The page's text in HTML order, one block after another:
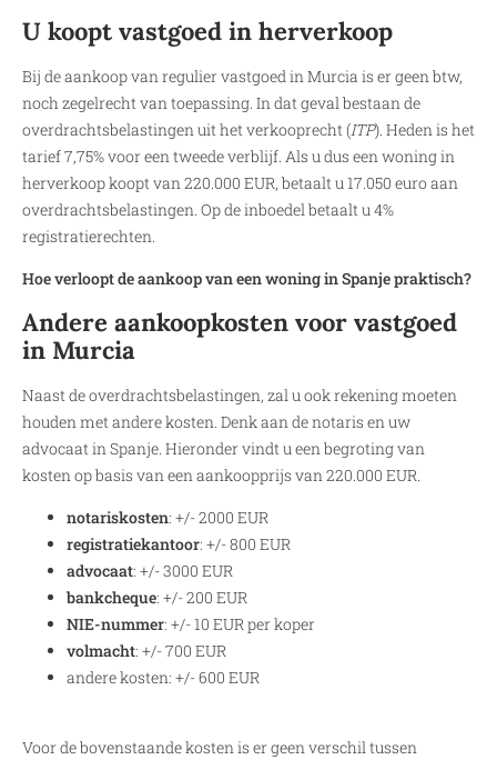
U koopt vastgoed in herverkoop
Bij de aankoop van regulier vastgoed in Murcia is er geen btw,
noch zegelrecht van toepassing. In dat geval bestaan de
overdrachtsbelastingen uit het verkooprecht (ITP). Heden is het
tarief 7,75% voor een tweede verblijf. Als u dus een woning in
herverkoop koopt van 220.000 EUR, betaalt u 17.050 euro aan
overdrachtsbelastingen. Op de inboedel betaalt u 4%
registratierechten.
Hoe verloopt de aankoop van een woning in Spanje praktisch?
Andere aankoopkosten voor vastgoed
in Murcia
Naast de overdrachtsbelastingen, zal u ook rekening moeten
houden met andere kosten. Denk aan de notaris en uw
advocaat in Spanje. Hieronder vindt u een begroting van
kosten op basis van een aankoopprijs van 220.000 EUR.
notariskosten: +/- 2000 EUR
registratiekantoor: +/- 800 EUR
advocaat: +/- 3000 EUR
bankcheque: +/- 200 EUR
NIE-nummer: +/- 10 EUR per koper
volmacht: +/- 700 EUR
andere kosten: +/- 600 EUR
Voor de bovenstaande kosten is er geen verschil tussen